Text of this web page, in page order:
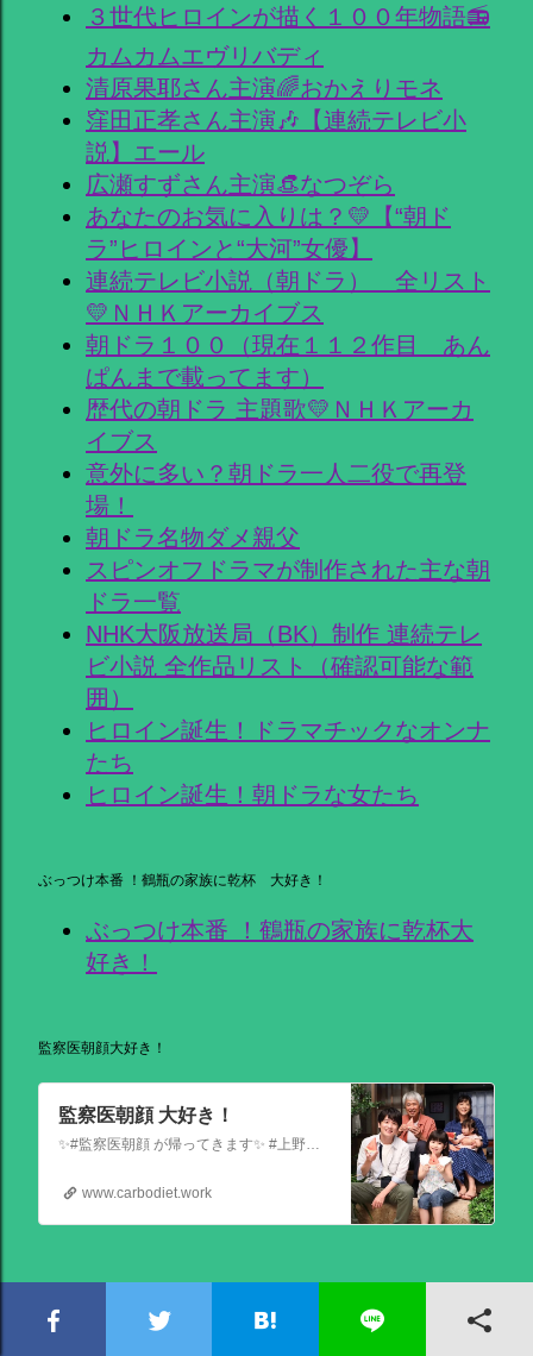
３世代ヒロインが描く１００年物語📻
カムカムエヴリバディ
清原果耶さん主演🌈おかえりモネ
窪田正孝さん主演🎶【連続テレビ小
説】エール
広瀬すずさん主演👒なつぞら
あなたのお気に入りは？💛【“朝ド
ラ”ヒロインと“大河”女優】
連続テレビ小説（朝ドラ） 全リスト
💛ＮＨＫアーカイブス
朝ドラ１００（現在１１２作目 あん
ぱんまで載ってます）
歴代の朝ドラ 主題歌💛ＮＨＫアーカ
イブス
意外に多い？朝ドラ一人二役で再登
場！
朝ドラ名物ダメ親父
スピンオフドラマが制作された主な朝
ドラ一覧
NHK大阪放送局（BK）制作 連続テレ
ビ小説 全作品リスト（確認可能な範
囲）
ヒロイン誕生！ドラマチックなオンナ
たち
ヒロイン誕生！朝ドラな女たち
ぶっつけ本番 ！鶴瓶の家族に乾杯 大好き！
ぶっつけ本番 ！鶴瓶の家族に乾杯大
好き！
監察医朝顔大好き！
監察医朝顔 大好き！
✨#監察医朝顔 が帰ってきます✨ #上野樹里 主演 『監察医朝顔2025新春SP』 ＼＼1月3日(金)夜9時から／／ 法医学者であり母である 朝顔が人々の最期と向き合う… 父(#時任三郎)との別れ… そして桑原(#風間俊介)が託されたものとは… お正月にぜひ観ていただきたい 温かい物語です
www.carbodiet.work